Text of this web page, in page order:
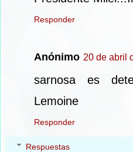
Responder
Anónimo 20 de abril
sarnosa es
Lemoine
Responder
Respuestas